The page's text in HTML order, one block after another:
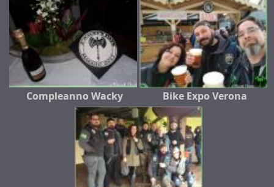
Compleanno Wacky Bike Expo Verona